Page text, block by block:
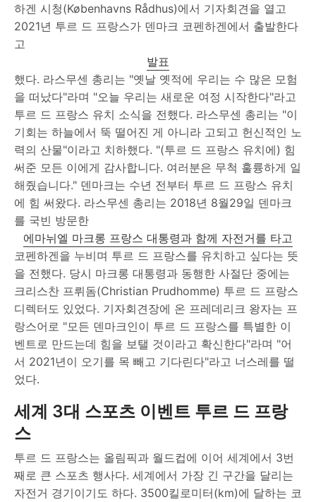
하겐 시청(Københavns Rådhus)에서 기자회견을 열고
2021년 투르 드 프랑스가 덴마크 코펜하겐에서 출발한다
고
발표
했다. 라스무센 총리는 "옛날 옛적에 우리는 수 많은 모험
을 떠났다"라며 "오늘 우리는 새로운 여정 시작한다"라고
투르 드 프랑스 유치 소식을 전했다. 라스무센 총리는 "이
기회는 하늘에서 뚝 떨어진 게 아니라 고되고 헌신적인 노
력의 산물"이라고 치하했다. "(투르 드 프랑스 유치에) 힘
써준 모든 이에게 감사합니다. 여러분은 무척 훌륭하게 일
해줬습니다." 덴마크는 수년 전부터 투르 드 프랑스 유치
에 힘 써왔다. 라스무센 총리는 2018년 8월29일 덴마크
를 국빈 방문한
에마뉘엘 마크롱 프랑스 대통령과 함께 자전거를 타고
코펜하겐을 누비며 투르 드 프랑스를 유치하고 싶다는 뜻
을 전했다. 당시 마크롱 대통령과 동행한 사절단 중에는
크리스찬 프뤼돔(Christian Prudhomme) 투르 드 프랑스
디렉터도 있었다. 기자회견장에 온 프레데리크 왕자는 프
랑스어로 "모든 덴마크인이 투르 드 프랑스를 특별한 이
벤트로 만드는데 힘을 보탤 것이라고 확신한다"라며 "어
서 2021년이 오기를 목 빼고 기다린다"라고 너스레를 떨
었다.
세계 3대 스포츠 이벤트 투르 드 프랑
스
투르 드 프랑스는 올림픽과 월드컵에 이어 세계에서 3번
째로 큰 스포츠 행사다. 세계에서 가장 긴 구간을 달리는
자전거 경기이기도 하다. 3500킬로미터(km)에 달하는 코